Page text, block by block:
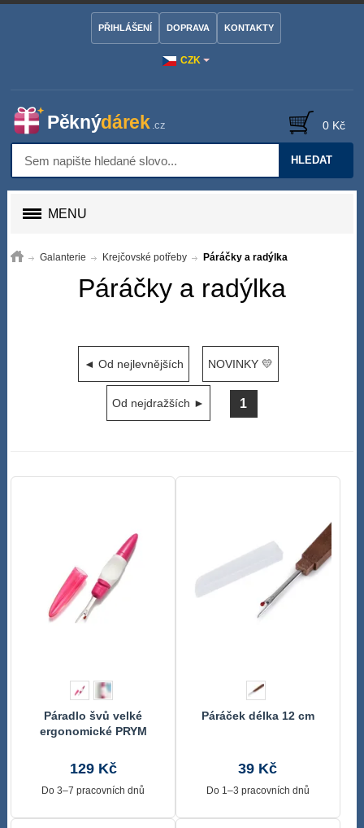
CZK
PŘIHLÁŠENÍ DOPRAVA KONTAKTY
HLEDAT
0 Kč
MENU
Galanterie Krejčovské potřeby Páráčky a radýlka
Páráčky a radýlka
◄ Od nejlevnějších NOVINKY 💛
Od nejdražších ► 1
Páradlo švů velké
ergonomické PRYM
129 Kč
Do 3–7 pracovních dnů
Páráček délka 12 cm
39 Kč
Do 1–3 pracovních dnů